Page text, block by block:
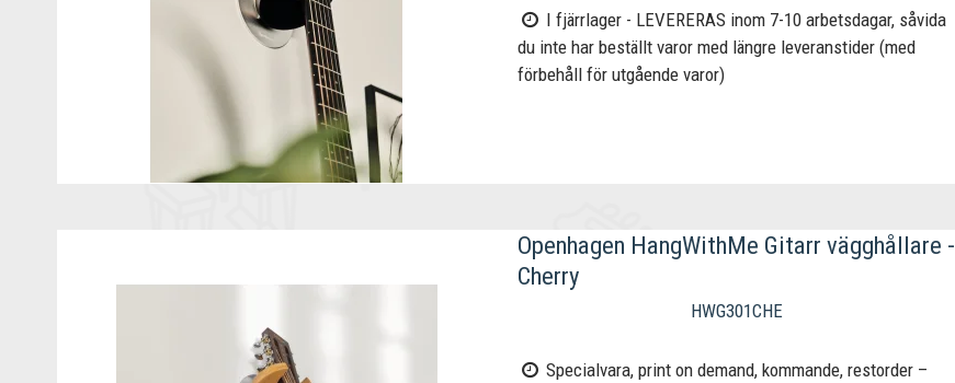
I fjärrlager - LEVERERAS inom 7-10 arbetsdagar, såvida
du inte har beställt varor med längre leveranstider (med
förbehåll för utgående varor)
Openhagen HangWithMe Gitarr vägghållare -
Cherry
HWG301CHE
Specialvara, print on demand, kommande, restorder –